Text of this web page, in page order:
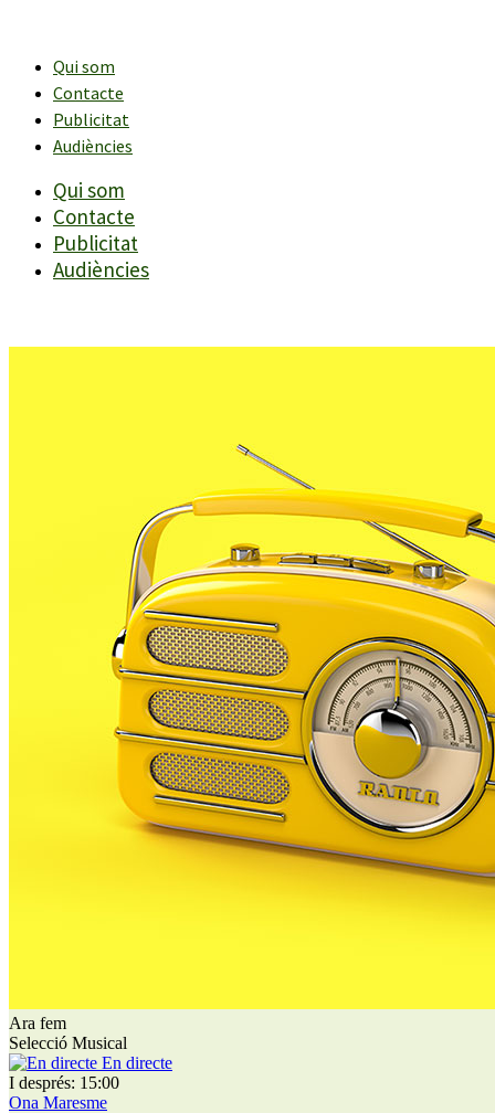
contingutQui som
Contacte
Publicitat
Audiències
Qui som
Contacte
Publicitat
Audiències
Ara fem
Selecció Musical
En directe
I després: 15:00
Ona Maresme